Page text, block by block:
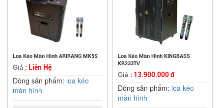
Loa Kéo Màn Hình ARIRANG MK5S
Giá : Liên Hệ
Dòng sản phẩm: loa kéo
màn hình
Loa Kéo Màn Hình KINGBASS
KB233TV
Giá : 13.900.000 đ
Dòng sản phẩm: loa kéo
màn hình